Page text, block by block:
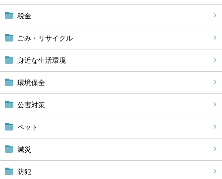
税金
ごみ・リサイクル
身近な生活環境
環境保全
公害対策
ペット
減災
防犯